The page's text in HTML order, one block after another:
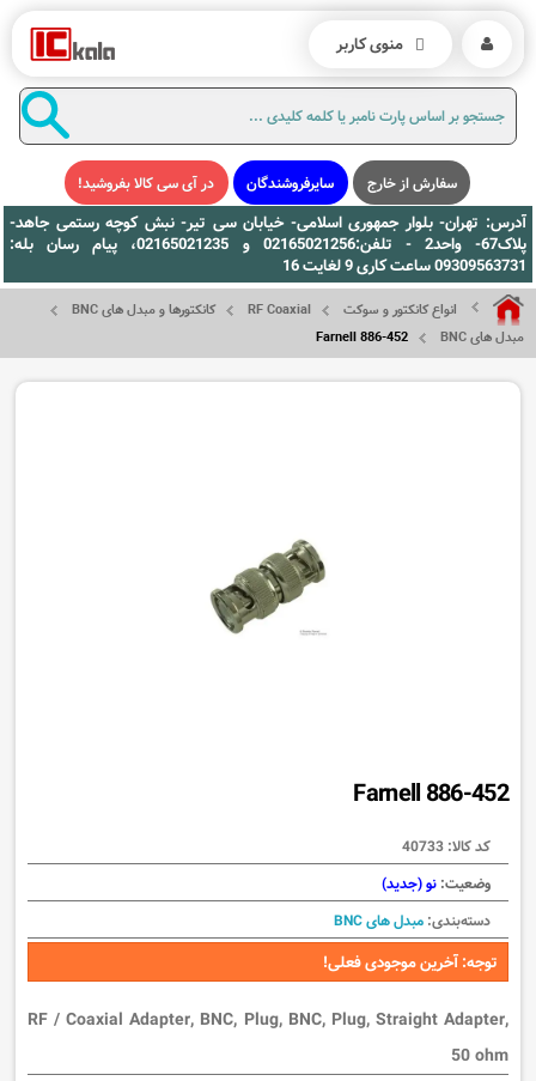
سفارش از خارج سایرفروشندگان در آی سی کالا بفروشید!
آدرس: تهران- بلوار جمهوری اسلامی- خیابان سی تیر- نبش کوچه رستمی جاهد-
پلاک67- واحد2 - تلفن:02165021256 و 02165021235، پیام رسان بله:
09309563731 ساعت کاری 9 لغایت 16
انواع کانکتور و سوکت RF Coaxial
کانکتورها و مبدل های BNC
مبدل های BNC
886-452 Farnell
886-452 Farnell
کد کالا: 40733
وضعیت: نو (جدید)
دسته‌بندی: مبدل های BNC
توجه: آخرین موجودی فعلی!
RF / Coaxial Adapter, BNC, Plug, BNC, Plug, Straight Adapter,
50 ohm
منوی کاربر